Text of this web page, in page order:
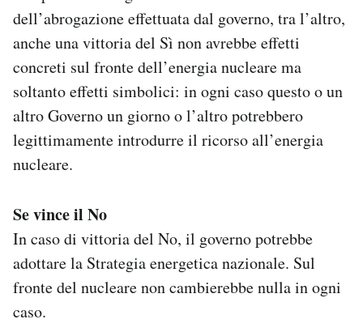
dell’abrogazione effettuata dal governo, tra l’altro,
anche una vittoria del Sì non avrebbe effetti
concreti sul fronte dell’energia nucleare ma
soltanto effetti simbolici: in ogni caso questo o un
altro Governo un giorno o l’altro potrebbero
legittimamente introdurre il ricorso all’energia
nucleare.
Se vince il No
In caso di vittoria del No, il governo potrebbe
adottare la Strategia energetica nazionale. Sul
fronte del nucleare non cambierebbe nulla in ogni
caso.